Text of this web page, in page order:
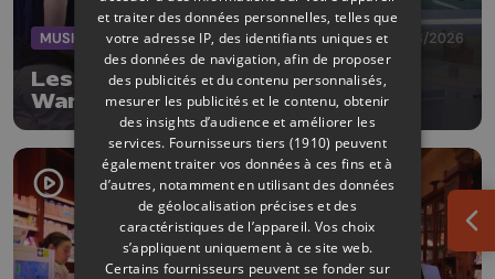
MUSIQUE 19/06/2026
Les fanfares vont faire vibrer
Waremme ce samedi
et traiter des données personnelles, telles que
votre adresse IP, des identifiants uniques et
des données de navigation, afin de proposer
des publicités et du contenu personnalisés,
mesurer les publicités et le contenu, obtenir
des insights d’audience et améliorer les
services. Fournisseurs tiers (1910) peuvent
également traiter vos données à ces fins et à
d’autres, notamment en utilisant des données
de géolocalisation précises et des
caractéristiques de l’appareil. Vos choix
s’appliquent uniquement à ce site web.
Certains fournisseurs peuvent se fonder sur